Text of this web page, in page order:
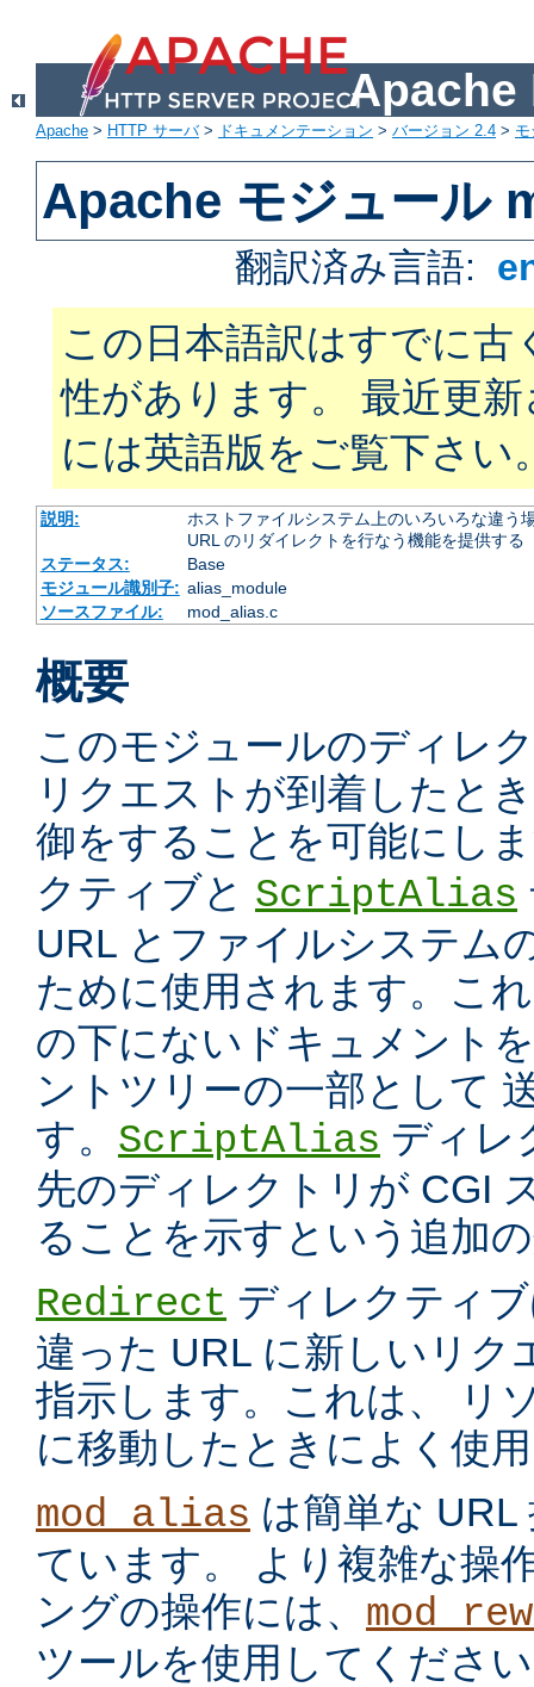
Apache
Apache > HTTP サーバ> ドキュメンテーション > バージョン 2.4 >
Apache モジュール
翻訳済み言語:
この日本語訳はすでに古
性があります。 最近更
には英語版をご覧下さい
説明:
ホストファイルシステム上のいろいろな違う
URL のリダイレクトを行なう機能を提供する
ステータス:
Base
モジュール識別子: alias_module
ソースファイル:
mod_alias.c
概要
このモジュールのディレ
リクエストが到着したと
御をすることを可能にし
クティブと ScriptAlias
URL とファイルシステム
ために使用されます。こ
の下にないドキュメント
ントツリーの一部として
す。 ScriptAlias ディレ
先のディレクトリが CGI
ることを示すという追加
Redirect ディレクティ
違った URL に新しいリク
指示します。これは、 リ
に移動したときによく使
mod_alias は簡単な URL
ています。 より複雑な操
ングの操作には、
ツールを使用してくださ